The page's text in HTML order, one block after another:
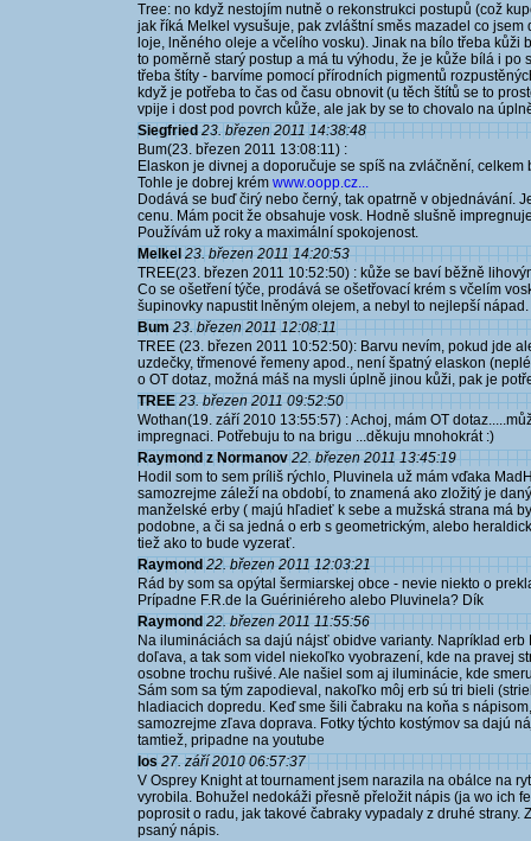
Tree: no když nestojím nutně o rekonstrukci postupů (což
jak říká Melkel vysušuje, pak zvláštní směs mazadel co
loje, lněného oleje a včelího vosku). Jinak na bílo třeba kůži
to poměrně starý postup a má tu výhodu, že je kůže bílá i
třeba štíty - barvíme pomocí přírodních pigmentů
když je potřeba to čas od času obnovit (u těch štítů se to
vpije i dost pod povrch kůže, ale jak by se to chovalo na
Siegfried 23. březen 2011 14:38:48
Bum(23. březen 2011 13:08:11) :
Elaskon je divnej a doporučuje se spíš na zvláčnění,
Tohle je dobrej krém www.oopp.cz...
Dodává se buď čirý nebo černý, tak opatrně v objednávání.
cenu. Mám pocit že obsahuje vosk. Hodně slušně
Používám už roky a maximální spokojenost.
Melkel 23. březen 2011 14:20:53
TREE(23. březen 2011 10:52:50) : kůže se baví běžně
Co se ošetření týče, prodává se ošetřovací krém s včelím
šupinovky napustit lněným olejem, a nebyl to nejlepší nápad.
Bum 23. březen 2011 12:08:11
TREE (23. březen 2011 10:52:50): Barvu nevím, pokud jde
uzdečky, třmenové řemeny apod., není špatný elaskon
o OT dotaz, možná máš na mysli úplně jinou kůži, pak je
TREE 23. březen 2011 09:52:50
Wothan(19. září 2010 13:55:57) : Achoj, mám OT
impregnaci. Potřebuju to na brigu ...děkuju mnohokrát :)
Raymond z Normanov 22. březen 2011 13:45:19
Hodil som to sem príliš rýchlo, Pluvinela už mám vďaka
samozrejme záleží na období, to znamená ako zložitý je
manželské erby ( majú hľadieť k sebe a mužská strana má
podobne, a či sa jedná o erb s geometrickým, alebo
tiež ako to bude vyzerať.
Raymond 22. březen 2011 12:03:21
Rád by som sa opýtal šermiarskej obce - nevie niekto o
Prípadne F.R.de la Guériniéreho alebo Pluvinela? Dík
Raymond 22. březen 2011 11:55:56
Na ilumináciách sa dajú nájsť obidve varianty. Napríklad
doľava, a tak som videl niekoľko vyobrazení, kde na pravej
osobne trochu rušivé. Ale našiel som aj iluminácie, kde
Sám som sa tým zapodieval, nakoľko môj erb sú tri bieli
hladiacich dopredu. Keď sme šili čabraku na koňa s
samozrejme zľava doprava. Fotky týchto kostýmov sa dajú
tamtiež, pripadne na youtube
los 27. září 2010 06:57:37
V Osprey Knight at tournament jsem narazila na obálce na
vyrobila. Bohužel nedokáži přesně přeložit nápis (ja wo ich
poprosit o radu, jak takové čabraky vypadaly z druhé
psaný nápis.